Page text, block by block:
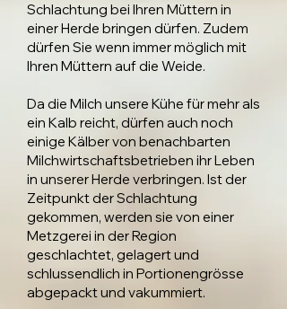
Schlachtung bei Ihren Müttern in
einer Herde bringen dürfen. Zudem
dürfen Sie wenn immer möglich mit
Ihren Müttern auf die Weide.
Da die Milch unsere Kühe für mehr als
ein Kalb reicht, dürfen auch noch
einige Kälber von benachbarten
Milchwirtschaftsbetrieben ihr Leben
in unserer Herde verbringen. Ist der
Zeitpunkt der Schlachtung
gekommen, werden sie von einer
Metzgerei in der Region
geschlachtet, gelagert und
schlussendlich in Portionengrösse
abgepackt und vakummiert.